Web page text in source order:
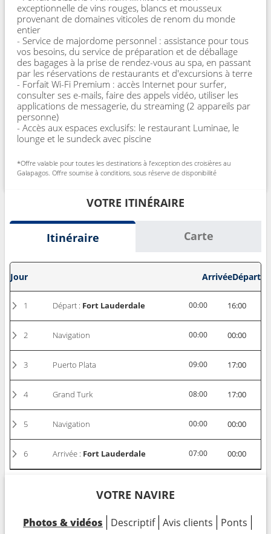
exceptionnelle de vins rouges, blancs et mousseux
provenant de domaines viticoles de renom du monde
entier
- Service de majordome personnel : assistance pour tous
vos besoins, du service de préparation et de déballage
des bagages à la prise de rendez-vous au spa, en passant
par les réservations de restaurants et d'excursions à terre
- Forfait Wi-Fi Premium : accès Internet pour surfer,
consulter ses e-mails, faire des appels vidéo, utiliser les
applications de messagerie, du streaming (2 appareils par
personne)
- Accès aux espaces exclusifs: le restaurant Luminae, le
lounge et le sundeck avec piscine
*Offre valable pour toutes les destinations à l’exception des croisières au
Galapagos. Offre soumise à conditions, sous réserve de disponibilité
VOTRE ITINÉRAIRE
Itinéraire Carte
Jour ArrivéeDépart
1 Départ : Fort Lauderdale 00:00 16:00
2 Navigation 00:00 00:00
3 Puerto Plata 09:00 17:00
4 Grand Turk 08:00 17:00
5 Navigation 00:00 00:00
6 Arrivée : Fort Lauderdale 07:00 00:00
VOTRE NAVIRE
Photos & vidéos Descriptif Avis clients Ponts